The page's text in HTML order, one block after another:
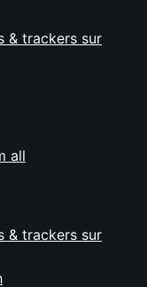
& trackers sur
all
& trackers sur